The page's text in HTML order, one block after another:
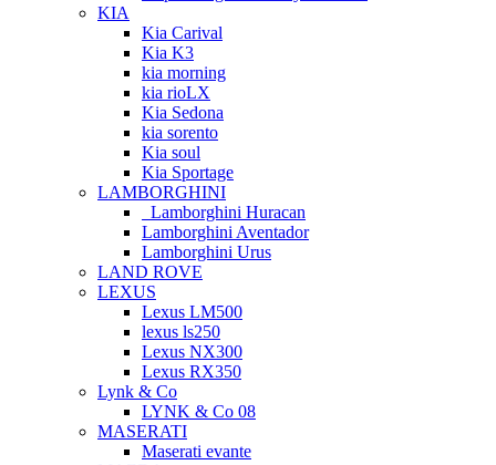
KIA
Kia Carival
Kia K3
kia morning
kia rioLX
Kia Sedona
kia sorento
Kia soul
Kia Sportage
LAMBORGHINI
Lamborghini Huracan
Lamborghini Aventador
Lamborghini Urus
LAND ROVE
LEXUS
Lexus LM500
lexus ls250
Lexus NX300
Lexus RX350
Lynk & Co
LYNK & Co 08
MASERATI
Maserati evante